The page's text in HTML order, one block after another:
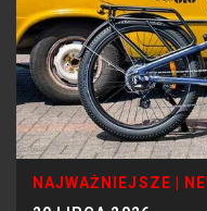
NAJWAŻNIEJSZE